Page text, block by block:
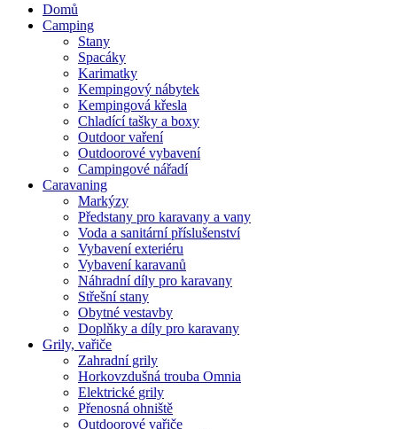
Domů
Camping
Stany
Spacáky
Karimatky
Kempingový nábytek
Kempingová křesla
Chladící tašky a boxy
Outdoor vaření
Outdoorové vybavení
Campingové nářadí
Caravaning
Markýzy
Předstany pro karavany a vany
Voda a sanitární příslušenství
Vybavení exteriéru
Vybavení karavanů
Náhradní díly pro karavany
Střešní stany
Obytné vestavby
Doplňky a díly pro karavany
Grily, vařiče
Zahradní grily
Horkovzdušná trouba Omnia
Elektrické grily
Přenosná ohniště
Outdoorové vařiče